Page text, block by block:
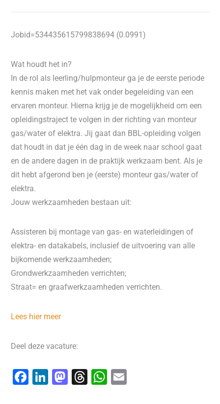
Jobid=534435615799838694 (0.0991)
Wat houdt het in?
In de rol als leerling/hulpmonteur ga je de eerste periode
kennis maken met het vak onder begeleiding van een
ervaren monteur. Hierna krijg je de mogelijkheid om een
opleidingstraject te volgen in der richting van monteur
gas/water of elektra. Jij gaat dan BBL-opleiding volgen
dat houdt in dat je één dag in de week naar school gaat
en de andere dagen in de praktijk werkzaam bent. Als je
dit hebt afgerond ben je (eerste) monteur gas/water of
elektra.
Jouw werkzaamheden bestaan uit:
Assisteren bij montage van gas- en waterleidingen of
elektra- en datakabels, inclusief de uitvoering van alle
bijkomende werkzaamheden;
Grondwerkzaamheden verrichten;
Straat= en graafwerkzaamheden verrichten.
Lees hier meer
Deel deze vacature:
F
Li M T
W